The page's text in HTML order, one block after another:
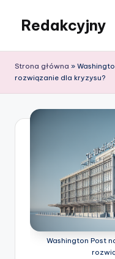
content
Redakcyjny
Strona główna »
rozwiązanie dla kryzysu?
Washington Post